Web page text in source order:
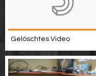
Gelöschtes Video